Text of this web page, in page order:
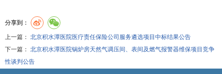
分享到：
上一篇： 北京积水潭医院医疗责任保险公司服务遴选项目中标结果公告
下一篇： 北京积水潭医院锅炉房天然气调压间、表间及燃气报警器维保项目竞争
性谈判公告